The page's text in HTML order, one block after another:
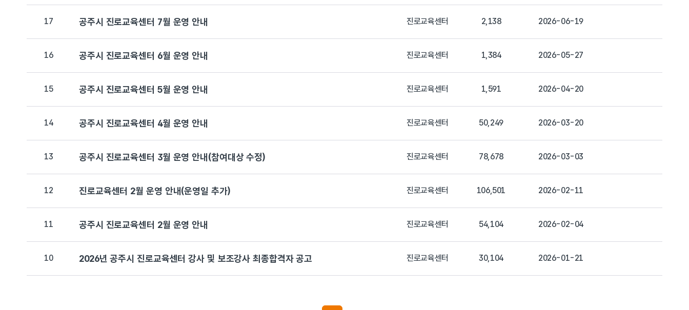
17 공주시 진로교육센터 7월 운영 안내 진로교육센터 2,138 2026-06-19
16 공주시 진로교육센터 6월 운영 안내 진로교육센터 1,384 2026-05-27
15 공주시 진로교육센터 5월 운영 안내 진로교육센터 1,591 2026-04-20
14 공주시 진로교육센터 4월 운영 안내 진로교육센터 50,249 2026-03-20
13 공주시 진로교육센터 3월 운영 안내(참여대상 수정) 진로교육센터 78,678 2026-03-03
12 진로교육센터 2월 운영 안내(운영일 추가) 진로교육센터 106,501 2026-02-11
11 공주시 진로교육센터 2월 운영 안내 진로교육센터 54,104 2026-02-04
10 2026년 공주시 진로교육센터 강사 및 보조강사 최종합격자 공고 진로교육센터 30,104 2026-01-21